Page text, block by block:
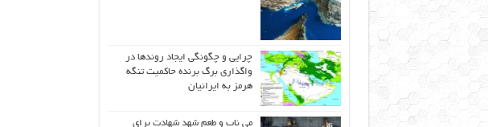
چرایی و چگونگی ایجاد روندها در
واگذاری برگ برنده حاکمیت تنگه
هرمز به ایرانیان
می ناب و طعم شهد شهادت برای